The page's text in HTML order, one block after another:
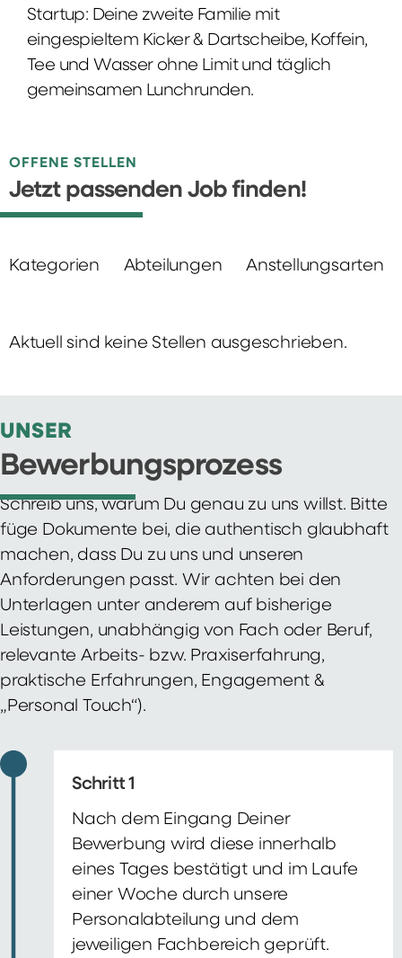
Startup: Deine zweite Familie mit
eingespieltem Kicker & Dartscheibe, Koffein,
Tee und Wasser ohne Limit und täglich
gemeinsamen Lunchrunden.
OFFENE STELLEN
Jetzt passenden Job finden!
Kategorien Abteilungen Anstellungsarten
Aktuell sind keine Stellen ausgeschrieben.
UNSER
Bewerbungsprozess
Schreib uns, warum Du genau zu uns willst. Bitte
füge Dokumente bei, die authentisch glaubhaft
machen, dass Du zu uns und unseren
Anforderungen passt. Wir achten bei den
Unterlagen unter anderem auf bisherige
Leistungen, unabhängig von Fach oder Beruf,
relevante Arbeits- bzw. Praxiserfahrung,
praktische Erfahrungen, Engagement &
„Personal Touch“).
Schritt 1
Nach dem Eingang Deiner
Bewerbung wird diese innerhalb
eines Tages bestätigt und im Laufe
einer Woche durch unsere
Personalabteilung und dem
jeweiligen Fachbereich geprüft.